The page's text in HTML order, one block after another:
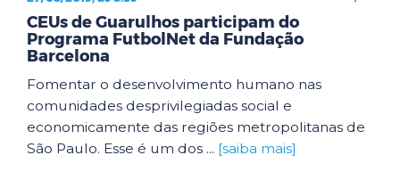
CEUs de Guarulhos participam do
Programa FutbolNet da Fundação
Barcelona
Fomentar o desenvolvimento humano nas
comunidades desprivilegiadas social e
economicamente das regiões metropolitanas de
São Paulo. Esse é um dos ... [saiba mais]